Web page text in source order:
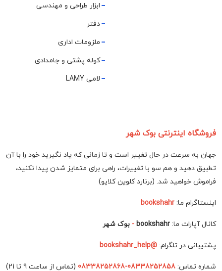
ابزار طراحی و مهندسی
دفتر
ملزومات اداری
کوله پشتی و جامدادی
لامی LAMY
فروشگاه اینترنتی بوک شهر
جهان به سرعت در حال تغییر است و تا زمانی که یاد نگیرید خود را با آن
تطبیق دهید و هم سو با تغییرات، راهی برای متمایز شدن پیدا نکنید،
فراموش خواهید شد. (برنارد کلوین کلایو)
اینستاگرام ما: bookshahr
کانال آپارات ما: bookshahr
- بوک شهر
پشتیبانی در تلگرام: @bookshahr_help
شماره تماس: 08338252858-08338252868 (تماس از ساعت 9 تا 21)